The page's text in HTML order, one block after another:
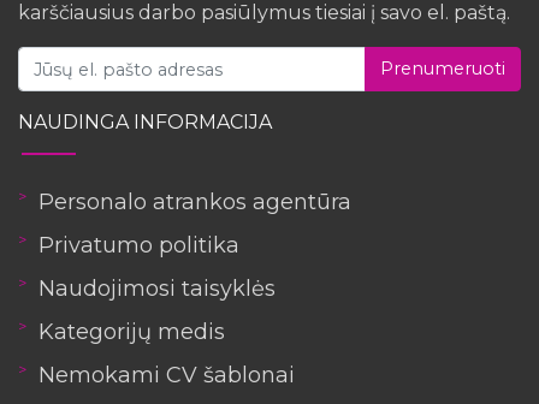
karščiausius darbo pasiūlymus tiesiai į savo el. paštą.
Prenumeruoti
NAUDINGA INFORMACIJA
Personalo atrankos agentūra
Privatumo politika
Naudojimosi taisyklės
Kategorijų medis
Nemokami CV šablonai